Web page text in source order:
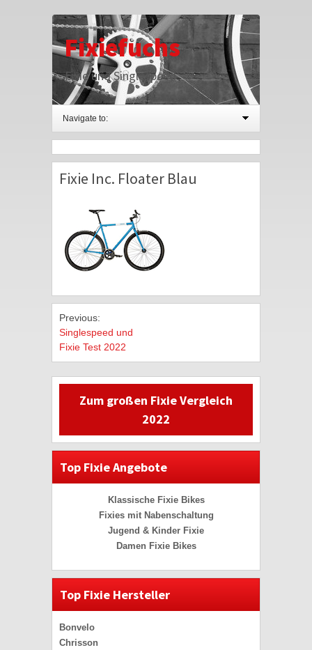
Fixiefuchs
Fixie und Singlespeed
Navigate to:
Fixie Inc. Floater Blau
Previous:
Singlespeed und
Fixie Test 2022
Zum großen Fixie Vergleich
2022
Top Fixie Angebote
Klassische Fixie Bikes
Fixies mit Nabenschaltung
Jugend & Kinder Fixie
Damen Fixie Bikes
Top Fixie Hersteller
Bonvelo
Chrisson